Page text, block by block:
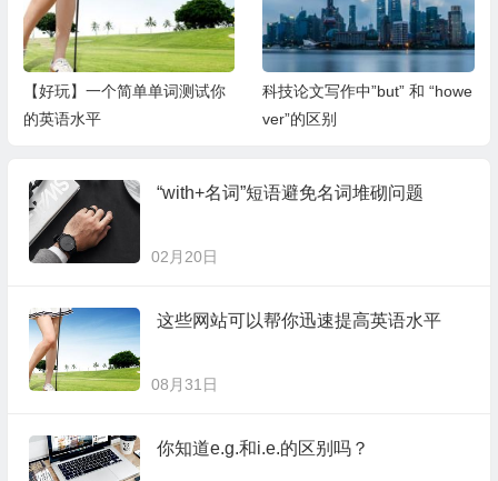
【好玩】一个简单单词测试你
的英语水平
科技论文写作中”but” 和 “howe
ver”的区别
“with+名词”短语避免名词堆砌问题
02月20日
这些网站可以帮你迅速提高英语水平
08月31日
你知道e.g.和i.e.的区别吗？